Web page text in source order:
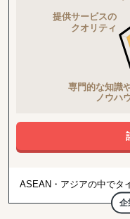
企
ASEAN・アジアの中でタ
ムは支援実績も圧倒的に
以上に「海外事業を成功